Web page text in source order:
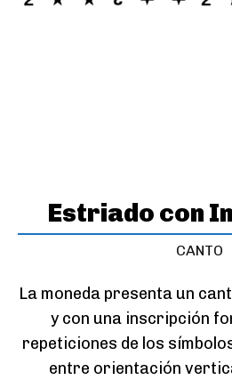
Estriado con
CANTO
La moneda presenta un
y con una inscripción
repeticiones de los
entre orientación